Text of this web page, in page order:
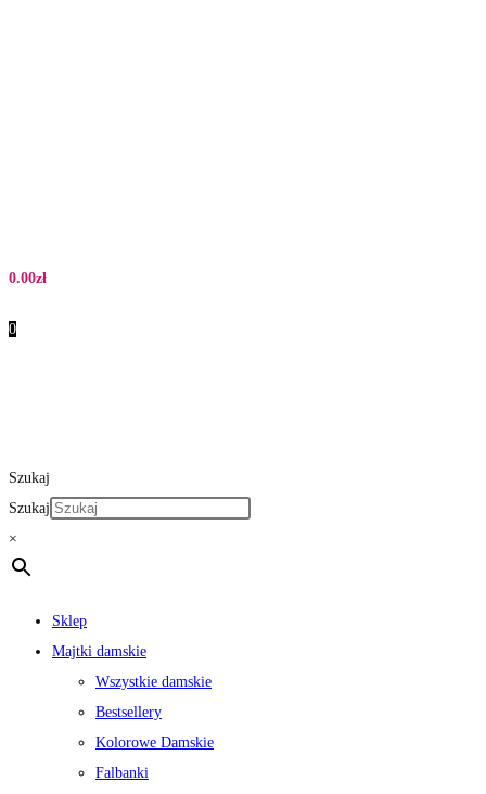
0.00zł
0
Szukaj
Szukaj
×
Sklep
Majtki damskie
Wszystkie damskie
Bestsellery
Kolorowe Damskie
Falbanki